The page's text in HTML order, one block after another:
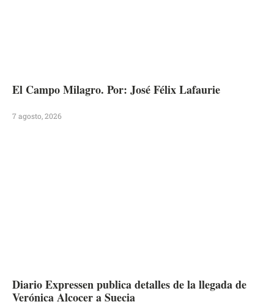
El Campo Milagro. Por: José Félix Lafaurie
7 agosto, 2026
Diario Expressen publica detalles de la llegada de
Verónica Alcocer a Suecia